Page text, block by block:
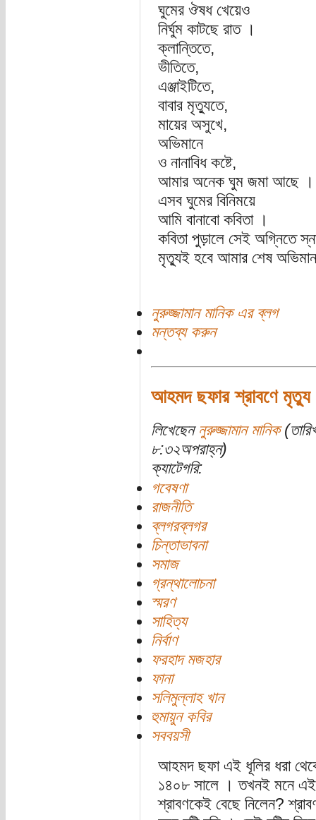
ঘুমের ঔষধ খেয়েও
নির্ঘুম কাটছে রাত ।
ক্লান্তিতে,
ভীতিতে,
এঞ্জাইটিতে,
বাবার মৃত্যুতে,
মায়ের অসুখে,
অভিমানে
ও নানাবিধ কষ্টে,
আমার অনেক ঘুম জমা আছে ।
এসব ঘুমের বিনিময়ে
আমি বানাবো কবিতা ।
কবিতা পুড়ালে সেই অগ্নিতে
মৃত্যুই হবে আমার শেষ
নুরুজ্জামান মানিক এর ব্লগ
মন্তব্য করুন
আহমদ ছফার শ্রাবণে মৃত্যু
লিখেছেন নুরুজ্জামান মানিক
৮:৩২অপরাহ্ন)
ক্যাটেগরি:
গবেষণা
রাজনীতি
ব্লগরব্লগর
চিন্তাভাবনা
সমাজ
গ্রন্থালোচনা
স্মরণ
সাহিত্য
নির্বাণ
ফরহাদ মজহার
ফানা
সলিমুল্লাহ খান
হুমায়ুন কবির
সববয়সী
আহমদ ছফা এই ধূলির ধরা থেকে
১৪০৮ সালে । তখনই মনে এই
শ্রাবণকেই বেছে নিলেন?